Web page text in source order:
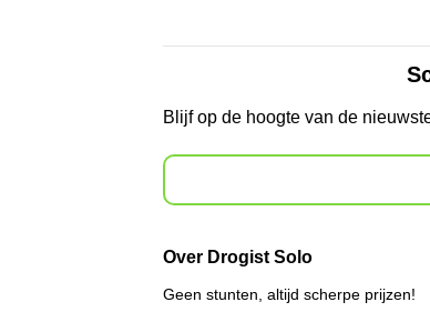
Blijf op de hoogte van de
Over Drogist Solo
Geen stunten, altijd scherpe prijzen!